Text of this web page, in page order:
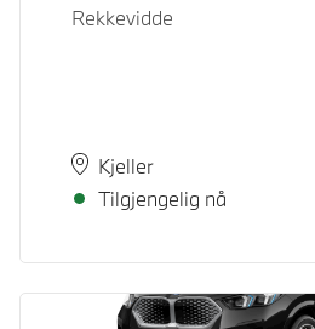
Rekkevidde
PlassKjeller
Leveringstid
Tilgjengelig nå